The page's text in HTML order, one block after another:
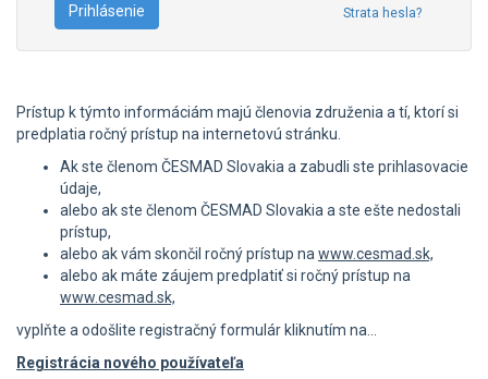
Strata hesla?
Prístup k týmto informáciám majú členovia združenia a tí, ktorí si
predplatia ročný prístup na internetovú stránku.
Ak ste členom ČESMAD Slovakia a zabudli ste prihlasovacie
údaje,
alebo ak ste členom ČESMAD Slovakia a ste ešte nedostali
prístup,
alebo ak vám skončil ročný prístup na www.cesmad.sk,
alebo ak máte záujem predplatiť si ročný prístup na
www.cesmad.sk,
vyplňte a odošlite registračný formulár kliknutím na...
Registrácia nového používateľa